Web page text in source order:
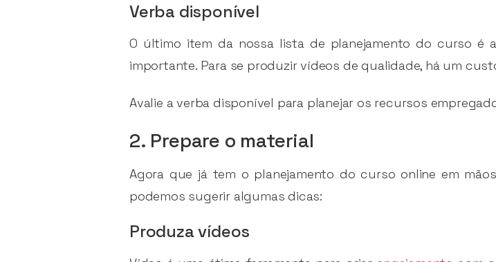
Verba disponível
O último item da nossa lista de planejamento do curso é
importante. Para se produzir vídeos de qualidade, há um
Avalie a verba disponível para planejar os recursos
2. Prepare o material
Agora que já tem o planejamento do curso online em
podemos sugerir algumas dicas:
Produza vídeos